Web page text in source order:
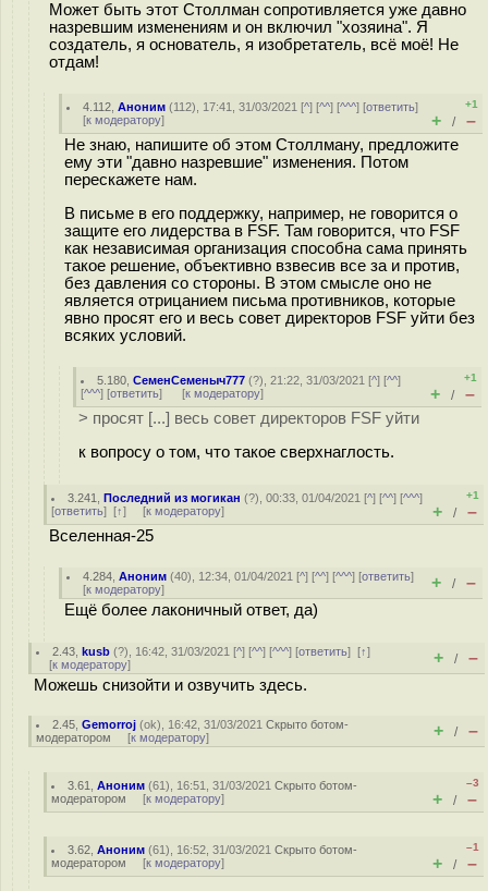
Может быть этот Столлман сопротивляется уже давно
назревшим изменениям и он включил "хозяина". Я
создатель, я основатель, я изобретатель, всё моё! Не
отдам!
4.112 ,Аноним (112), 17:41, 31/03/2021 [^] [^^] [^^^] [ответить]
[к модератору]
+1
+ / –
Не знаю, напишите об этом Столлману, предложите
ему эти "давно назревшие" изменения. Потом
перескажете нам.
В письме в его поддержку, например, не говорится о
защите его лидерства в FSF. Там говорится, что FSF
как независимая организация способна сама принять
такое решение, объективно взвесив все за и против,
без давления со стороны. В этом смысле оно не
является отрицанием письма противников, которые
явно просят его и весь совет директоров FSF уйти без
всяких условий.
5.180 ,СеменСеменыч777 (?), 21:22, 31/03/2021 [^] [^^]
[^^^] [ответить] [к модератору]
+1
+ / –
> просят [...] весь совет директоров FSF уйти
к вопросу о том, что такое сверхнаглость.
3.241 ,Последний из могикан (?), 00:33, 01/04/2021 [^] [^^] [^^^]
[ответить] [↑] [к модератору]
+1
+ / –
Вселенная-25
4.284 ,Аноним (40), 12:34, 01/04/2021 [^] [^^] [^^^] [ответить]
[к модератору] + / –
Ещё более лаконичный ответ, да)
2.43 ,kusb (?), 16:42, 31/03/2021 [^] [^^] [^^^] [ответить][↑]
[к модератору] + / –
Можешь снизойти и озвучить здесь.
2.45 ,Gemorroj (ok), 16:42, 31/03/2021Скрыто ботом-
модератором [к модератору] + / –
3.61 ,Аноним (61), 16:51, 31/03/2021Скрыто ботом-
модератором [к модератору]
–3
+ / –
3.62 ,Аноним (61), 16:52, 31/03/2021Скрыто ботом-
модератором [к модератору]
–1
+ / –